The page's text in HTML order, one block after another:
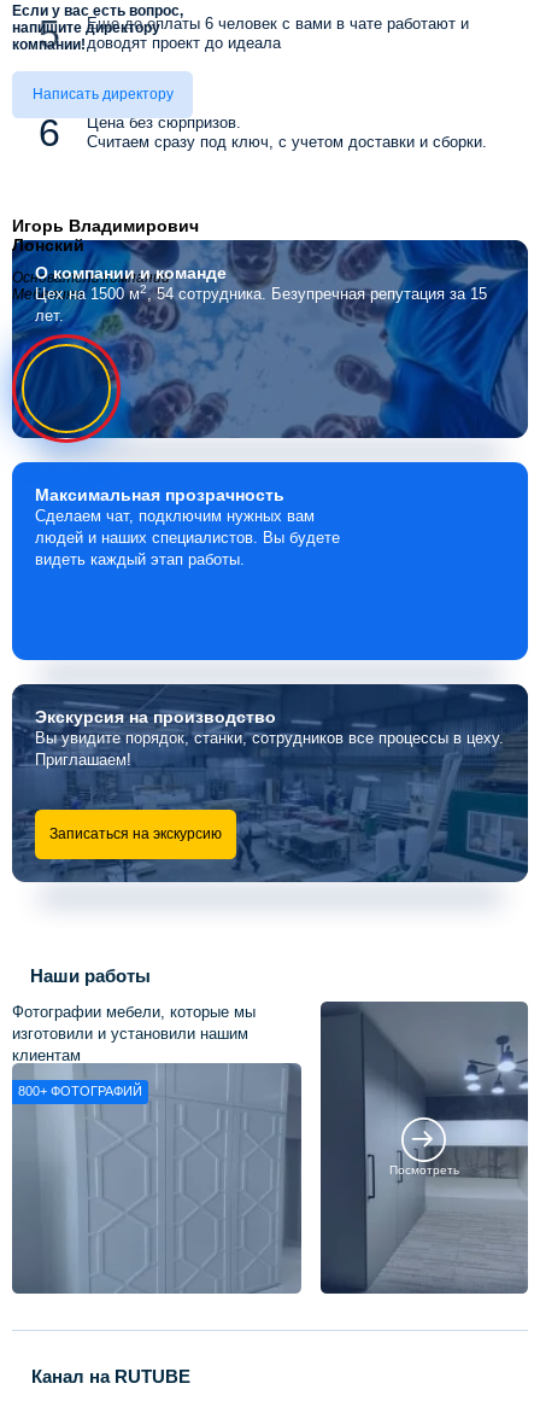
Еще до оплаты 6 человек с вами в чате работают и
доводят проект до идеала
Цена без сюрпризов.
Считаем сразу под ключ, с учетом доставки и сборки.
Если у вас есть вопрос,
напишите директору
компании!
Написать директору
Игорь Владимирович
Лонский
Основатель компании
Мебелино
О компаниии команде
Цех на 1500 м2, 54 сотрудника. Безупречная репутация за 15
лет.
Максимальная прозрачность
Сделаем чат, подключим нужных вам
людей и наших специалистов. Вы будете
видеть каждый этап работы.
Экскурсияна производство
Вы увидите порядок, станки, сотрудников все процессы в цеху.
Приглашаем!
Записаться на экскурсию
Наши работы
Фотографии мебели, которые мы
изготовили и установили нашим
клиентам
800+ ФОТОГРАФИЙ
Посмотреть
Канал на RUTUBE